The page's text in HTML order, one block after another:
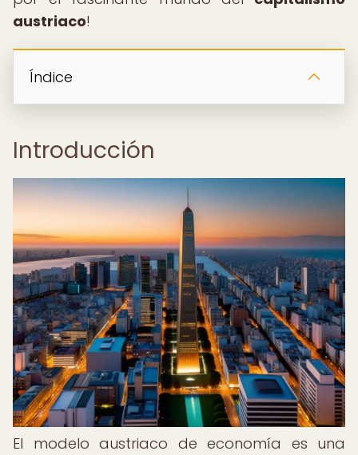
austriaco!
Índice
Introducción
El modelo austriaco de economía es una